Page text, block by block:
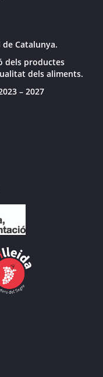
Catalunya.
dels productes
dels aliments.
– 2027